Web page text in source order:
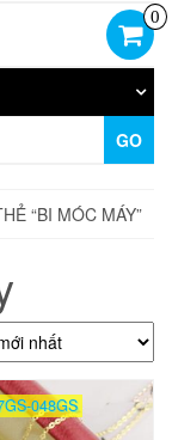
0
GO
“BI MÓC MÁY”
048GS